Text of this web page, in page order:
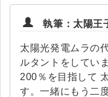
執筆：太陽王
太陽光発電ムラの
ルタントをしてい
200％を目指して
す。一緒にもう二